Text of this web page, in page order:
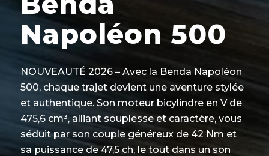
Napoléon 500
NOUVEAUTÉ 2026 – Avec la Benda Napoléon
500, chaque trajet devient une aventure stylée
et authentique. Son moteur bicylindre en V de
475,6 cm³, alliant souplesse et caractère, vous
séduit par son couple généreux de 42 Nm et
sa puissance de 47,5 ch, le tout dans un son